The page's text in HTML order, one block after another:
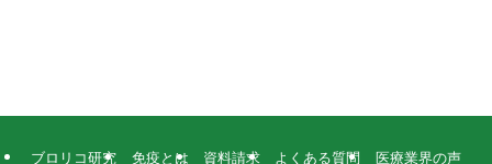
ブロリコ研究 免疫とは 資料請求 よくある質問 医療業界の声